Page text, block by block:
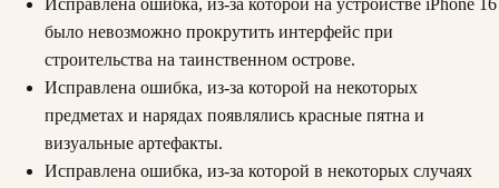
Исправлена ошибка, из-за которой на устройстве iPhone 16
было невозможно прокрутить интерфейс при
строительства на таинственном острове.
Исправлена ошибка, из-за которой на некоторых
предметах и нарядах появлялись красные пятна и
визуальные артефакты.
Исправлена ошибка, из-за которой в некоторых случаях